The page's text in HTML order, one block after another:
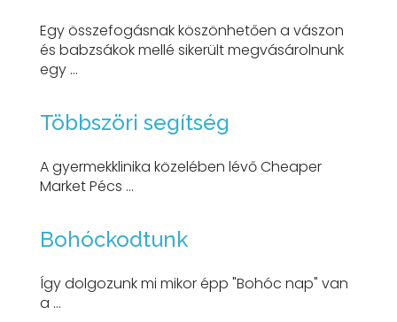
Egy összefogásnak köszönhetően a vászon
és babzsákok mellé sikerült megvásárolnunk
egy ...
Többszöri segítség
A gyermekklinika közelében lévő Cheaper
Market Pécs ...
Bohóckodtunk
Így dolgozunk mi mikor épp "Bohóc nap" van
a ...